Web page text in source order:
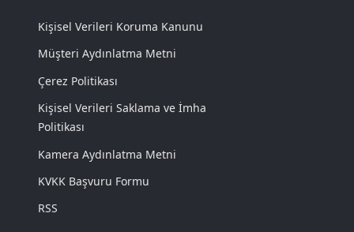
Kişisel Verileri Koruma Kanunu
Müşteri Aydınlatma Metni
Çerez Politikası
Kişisel Verileri Saklama ve İmha
Politikası
Kamera Aydınlatma Metni
KVKK Başvuru Formu
RSS